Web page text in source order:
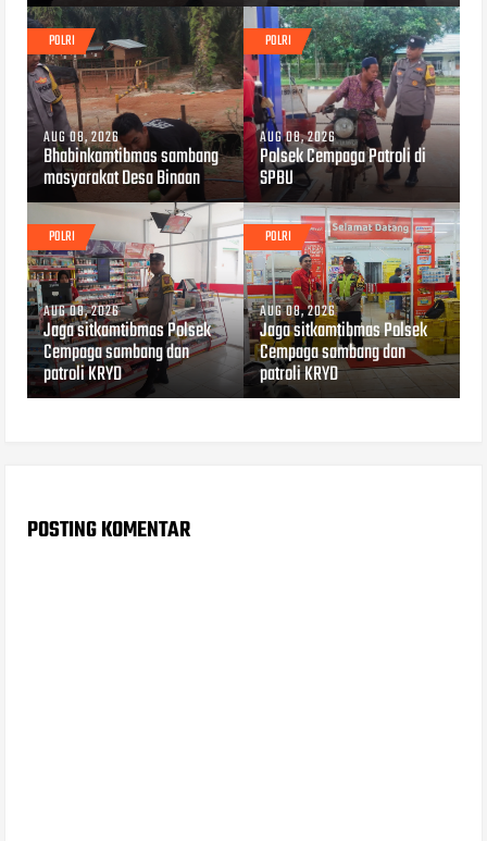
POLRI
AUG 08, 2026
Bhabinkamtibmas sambang
masyarakat Desa Binaan
POLRI
AUG 08, 2026
Polsek Cempaga Patroli di
SPBU
POLRI
AUG 08, 2026
Jaga sitkamtibmas Polsek
Cempaga sambang dan
patroli KRYD
POLRI
AUG 08, 2026
Jaga sitkamtibmas Polsek
Cempaga sambang dan
patroli KRYD
POSTING KOMENTAR